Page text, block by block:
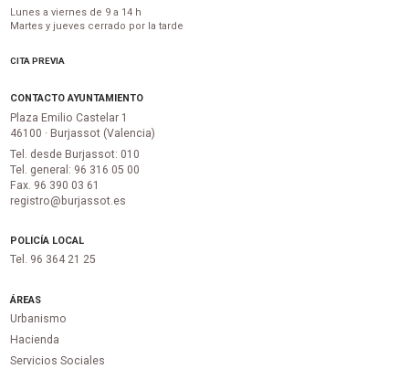
Lunes a viernes de 9 a 14 h
Martes y jueves cerrado por la tarde
CITA PREVIA
CONTACTO AYUNTAMIENTO
Plaza Emilio Castelar 1
46100 · Burjassot (Valencia)
Tel. desde Burjassot: 010
Tel. general: 96 316 05 00
Fax. 96 390 03 61
registro@burjassot.es
POLICÍA LOCAL
Tel. 96 364 21 25
ÁREAS
Urbanismo
Hacienda
Servicios Sociales